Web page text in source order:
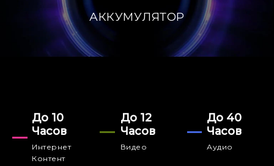
АККУМУЛЯТОР
До 10
Часов
Интернет
Контент
До 12
Часов
Видео
До 40
Часов
Аудио